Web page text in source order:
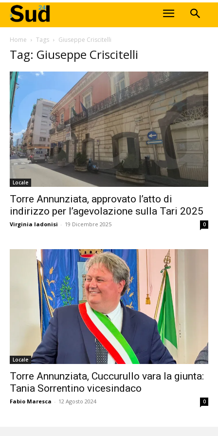
Home Tags Giuseppe Criscitelli
Tag: Giuseppe Criscitelli
Locale
Torre Annunziata, approvato l’atto di
indirizzo per l’agevolazione sulla Tari 2025
Virginia Iadonisi - 19 Dicembre 2025 0
Locale
Torre Annunziata, Cuccurullo vara la giunta:
Tania Sorrentino vicesindaco
Fabio Maresca - 12 Agosto 2024 0